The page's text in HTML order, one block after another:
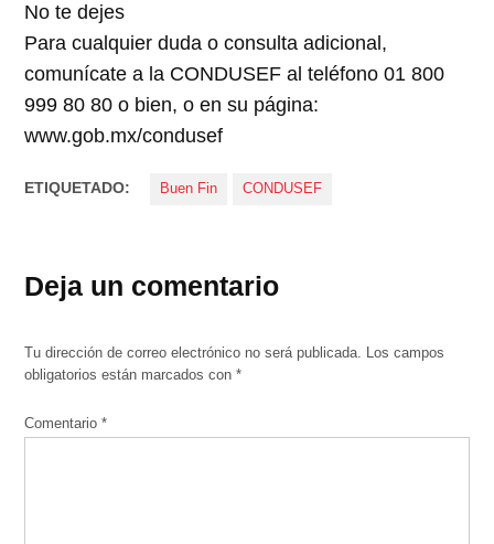
No te dejes
Para cualquier duda o consulta adicional,
comunícate a la CONDUSEF al teléfono 01 800
999 80 80 o bien, o en su página:
www.gob.mx/condusef
ETIQUETADO: Buen Fin CONDUSEF
Deja un comentario
Tu dirección de correo electrónico no será publicada. Los campos
obligatorios están marcados con*
Comentario*